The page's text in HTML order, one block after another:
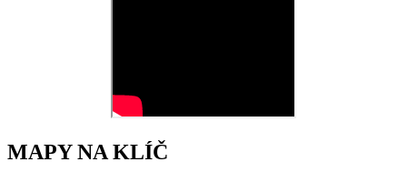
MAPY NA KLÍČ